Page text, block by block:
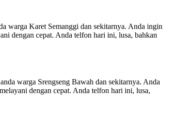
Karet Semanggi dan sekitarnya. Anda ingin
dengan cepat. Anda telfon hari ini, lusa, bahkan
warga Srengseng Bawah dan sekitarnya. Anda
dengan cepat. Anda telfon hari ini, lusa,